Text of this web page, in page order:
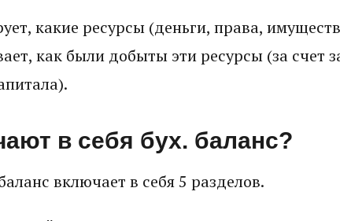
какие ресурсы (деньги, права,
как были добыты эти ресурсы (за счет
в себя бух. баланс?
включает в себя 5 разделов.